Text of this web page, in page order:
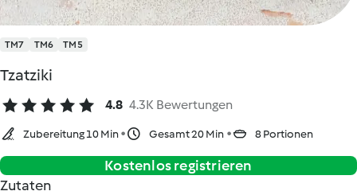
TM7 TM6 TM5
Tzatziki
4.8 4.3K Bewertungen
Zubereitung 10 Min Gesamt 20 Min 8 Portionen
Kostenlos registrieren
Zutaten